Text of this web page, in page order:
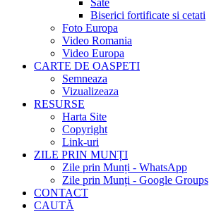
Sate
Biserici fortificate si cetati
Foto Europa
Video Romania
Video Europa
CARTE DE OASPETI
Semneaza
Vizualizeaza
RESURSE
Harta Site
Copyright
Link-uri
ZILE PRIN MUNȚI
Zile prin Munți - WhatsApp
Zile prin Munți - Google Groups
CONTACT
CAUTĂ